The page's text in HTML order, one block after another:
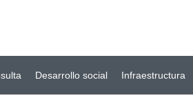
Desarrollo social Infraestructura